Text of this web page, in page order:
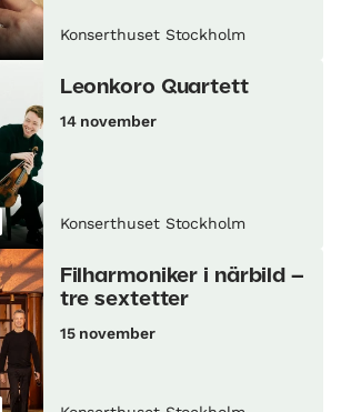
Konserthuset Stockholm
Leonkoro Quartett
14 november
Konserthuset Stockholm
Filharmoniker i närbild –
tre sextetter
15 november